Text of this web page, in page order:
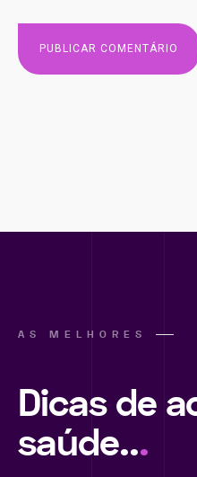
AS MELHORES
Dicas de
saúde...